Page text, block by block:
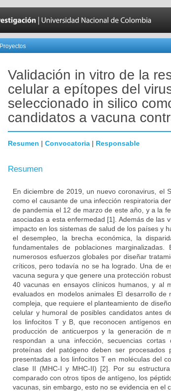
Proyectos
Validación in vitro de la
celular a epítopes del
seleccionado in silico
candidatos a vacuna
Resumen | Convocatoria | Responsable
Resumen
En diciembre de 2019, un nuevo coronavirus, el
como el causante de una infección respiratoria
de pandemia el 12 de marzo de este año, y a la
asociadas a esta enfermedad [1]. Además de las
impacto en los sistemas de salud de los países y
el desempleo, la brecha económica, la
fundamentales de poblaciones
numerosos esfuerzos globales por diseñar
críticos, pero todavía no se ha logrado. Una de
vacuna segura y que genere una protección
40 vacunas en ensayos clínicos humanos, y al
evaluados en modelos animales El desarrollo
compleja, que requiere el planteamiento de
celular y humoral de posibles candidatos antes
los linfocitos T y B, que reconocen antígenos
producción de anticuerpos y la generación de
respondan a una infección, secuencias
proteínas del patógeno deben ser
presentadas a los linfocitos T en moléculas del
clase II (MHC-I y MHC-II) [2]. Por su
comparado con otros tipos de antígeno, los
vacunas, sin embargo, esto no se evidencia en el